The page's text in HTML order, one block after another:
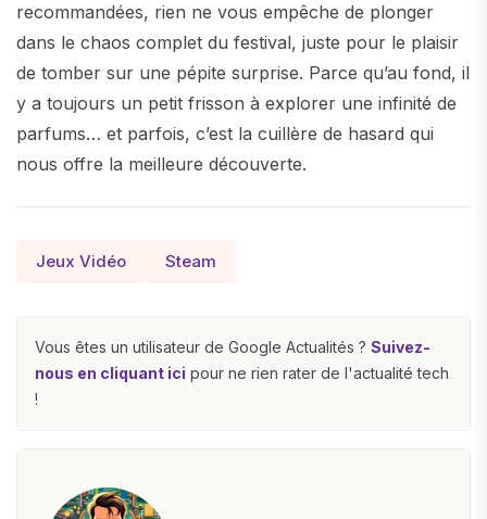
recommandées, rien ne vous empêche de plonger
dans le chaos complet du festival, juste pour le plaisir
de tomber sur une pépite surprise. Parce qu’au fond, il
y a toujours un petit frisson à explorer une infinité de
parfums… et parfois, c’est la cuillère de hasard qui
nous offre la meilleure découverte.
Jeux Vidéo Steam
Vous êtes un utilisateur de Google Actualités ? Suivez-
nous en cliquant ici pour ne rien rater de l'actualité tech
!